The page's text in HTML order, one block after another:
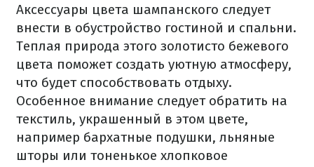
Аксессуары цвета шампанского следует
внести в обустройство гостиной и спальни.
Теплая природа этого золотисто бежевого
цвета поможет создать уютную атмосферу,
что будет способствовать отдыху.
Особенное внимание следует обратить на
текстиль, украшенный в этом цвете,
например бархатные подушки, льняные
шторы или тоненькое хлопковое